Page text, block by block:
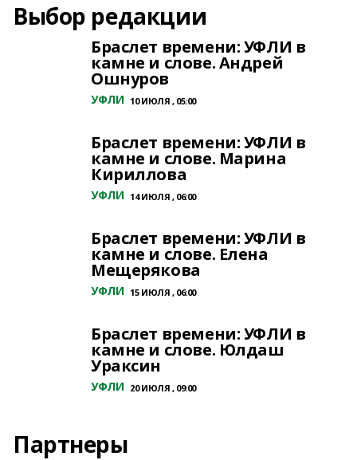
Выбор редакции
Браслет времени: УФЛИ в
камне и слове. Андрей
Ошнуров
УФЛИ 10 ИЮЛЯ , 05:00
Браслет времени: УФЛИ в
камне и слове. Марина
Кириллова
УФЛИ 14 ИЮЛЯ , 06:00
Браслет времени: УФЛИ в
камне и слове. Елена
Мещерякова
УФЛИ 15 ИЮЛЯ , 06:00
Браслет времени: УФЛИ в
камне и слове. Юлдаш
Ураксин
УФЛИ 20 ИЮЛЯ , 09:00
Партнеры